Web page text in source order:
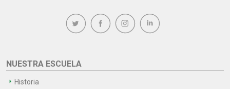
NUESTRA ESCUELA
Historia